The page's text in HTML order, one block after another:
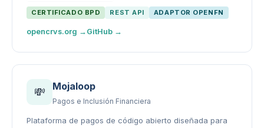
CERTIFICADO BPD REST API ADAPTOR OPENFN
opencrvs.org → GitHub →
💸 Mojaloop
Pagos e Inclusión Financiera
Plataforma de pagos de código abierto diseñada para